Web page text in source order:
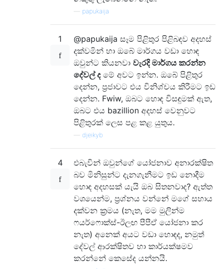
papukaija
1
@papukaija සෑම පිළිතුර පිළිබඳව අදහස්
දක්වමින් හා ඔබේ මාර්ගය වඩා හොඳ
ඔවුන්ට කියනවා වැරදි මාර්ගය කරන්න
දේවල් දමේ අවට ඉන්න. ඔබේ පිළිතුර
දෙන්න, ප්‍රජාවට එය විනිශ්චය කිරීමට ඉඩ
දෙන්න. Fwiw, ඔබට හොඳ විසඳුමක් ඇත,
ඔබට එය bazillion අදහස් වෙනුවට
පිළිතුරක් ලෙස පළ කළ යුතුය.
djeikyb
4
එබැවින් ඔවුන්ගේ යෝජනාව අනාරක්ෂිත
බව මිනිසුන්ට දැනගැනීමට ඉඩ නොදීම
හොඳ අදහසක් යැයි ඔබ සිතනවාද? ඇත්ත
වශයෙන්ම, ප්‍රශ්නය වන්නේ මගේ සහාය
දක්වන ක්‍රමය (නැත, මම මුලින්ම
ෆයර්ෆොක්ස්-ඊලඟ පීපීඒ යෝජනා කර
නැත) අනෙක් අයට වඩා හොඳද, නමුත්
දේවල් ආරක්ෂිතව හා කාර්යක්ෂමව
කරන්නේ කෙසේද යන්නයි.